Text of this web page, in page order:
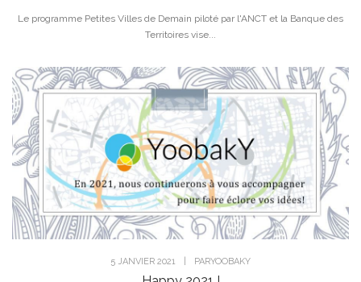
Le programme Petites Villes de Demain piloté par l'ANCT et la Banque des
Territoires vise...
5 JANVIER 2021 PARYOOBAKY